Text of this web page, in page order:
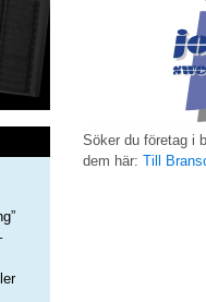
Söker du företag i
dem här: Till